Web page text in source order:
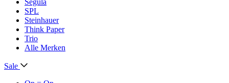
Segula
SPL
Steinhauer
Think Paper
Trio
Alle Merken
Sale